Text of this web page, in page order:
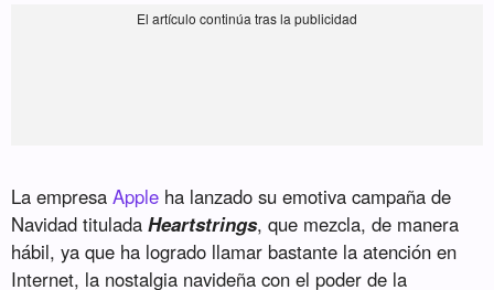
La empresaApple ha lanzado su emotiva campaña de
Navidad tituladaHeartstrings, que mezcla, de manera
hábil, ya que ha logrado llamar bastante la atención en
Internet, la nostalgia navideña con el poder de la